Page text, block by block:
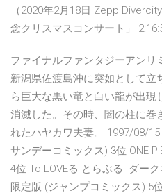
（2020年2月18日 Zepp
念クリスマスコンサート」
ファイナルファンタジーアンリ
新潟県佐渡島沖に突如として立
ら巨大な黒い竜と白い龍が出現
消滅した。その時、闇の柱に巻
れたハヤカワ夫妻。 1997/08/
サンデーコミックス) 3位 ONE
4位 To LOVEる-とらぶる- ダー
限定版 (ジャンプコミックス) 5